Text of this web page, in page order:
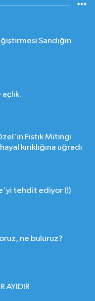
Sandığın
Fıstık Mitingi
kırıklığına uğradı
tehdit ediyor (!)
ne buluruz?
AYIDIR